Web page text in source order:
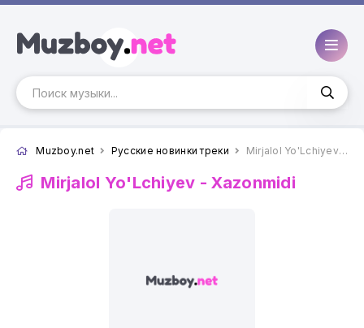
Muzboy.net Русские новинки треки Mirjalol Yo'Lchiyev - Xazonmidi
Mirjalol Yo'Lchiyev -Xazonmidi